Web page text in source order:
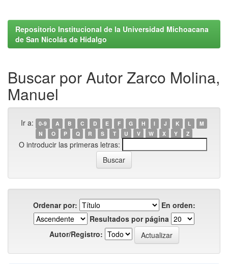
Repositorio Institucional de la Universidad Michoacana
de San Nicolás de Hidalgo
Buscar por Autor Zarco Molina,
Manuel
Ir a: 0-9 A B C D E F G H I J K L
M
N
O P Q R S T U V W X Y Z
O introducir las primeras letras:
Ordenar por:
En orden:
Resultados por página
Autor/Registro: